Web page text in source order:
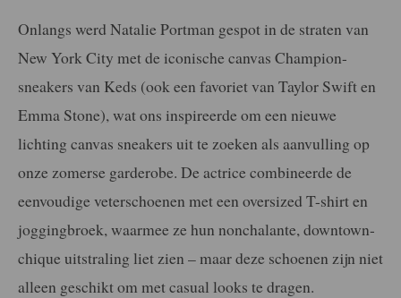
Onlangs werd Natalie Portman gespot in de straten van
New York City met de iconische canvas Champion-
sneakers van Keds (ook een favoriet van Taylor Swift en
Emma Stone), wat ons inspireerde om een nieuwe
lichting canvas sneakers uit te zoeken als aanvulling op
onze zomerse garderobe. De actrice combineerde de
eenvoudige veterschoenen met een oversized T-shirt en
joggingbroek, waarmee ze hun nonchalante, downtown-
chique uitstraling liet zien – maar deze schoenen zijn niet
alleen geschikt om met casual looks te dragen.